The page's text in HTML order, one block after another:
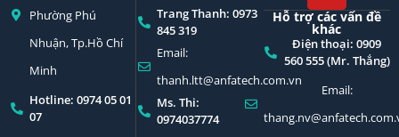
Phường Phú
Nhuận, Tp.Hồ Chí
Minh
Hotline: 0974 05 01
07
Trang Thanh: 0973
845 319
Email:
thanh.ltt@anfatech.com.vn
Ms. Thi:
0974037774
Hỗ trợ các vấn đề
khác
Điện thoại: 0909
560 555 (Mr. Thắng)
Email: